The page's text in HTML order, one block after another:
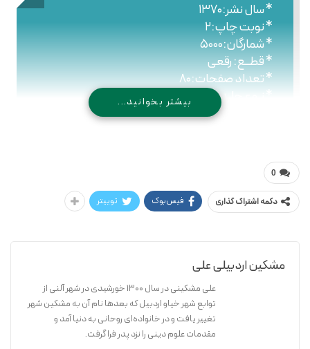
* سال نشر:۱۳۷۰
* نوبت چاپ:۲
* شمارگان:۵۰۰۰
* قطــع: رقعی
* تعداد صفحات:۸۰
* نـوع جلـد:شومیزبیشتر بخوانید...
0
دکمه اشتراک گذاری فیس‌بوک توییتر
مشکین اردبیلی علی
علی مشکینی در سال ۱۳۰۰ خورشیدی در شهر آلنی از
توابع شهر خیاو اردبیل که بعدها نام آن به مشکین شهر
تغییر یافت و در خانواده‌ای روحانی به دنیا آمد و
مقدمات علوم دینی را نزد پدر فرا گرفت.